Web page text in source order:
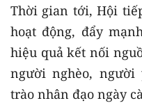
Thời gian tới, Hội
hoạt động, đẩy
hiệu quả kết nối
người nghèo, người
trào nhân đạo ngày